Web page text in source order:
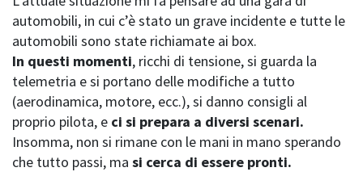
automobili, in cui c’è stato un grave incidente e tutte le
automobili sono state richiamate ai box.
In questi momenti, ricchi di tensione, si guarda la
telemetria e si portano delle modifiche a tutto
(aerodinamica, motore, ecc.), si danno consigli al
proprio pilota, e ci si prepara a diversi scenari.
Insomma, non si rimane con le mani in mano sperando
che tutto passi, ma si cerca di essere pronti.